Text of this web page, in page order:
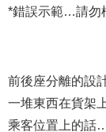
*錯誤示範…請勿
前後座分離的設
一堆東西在貨架
乘客位置上的話